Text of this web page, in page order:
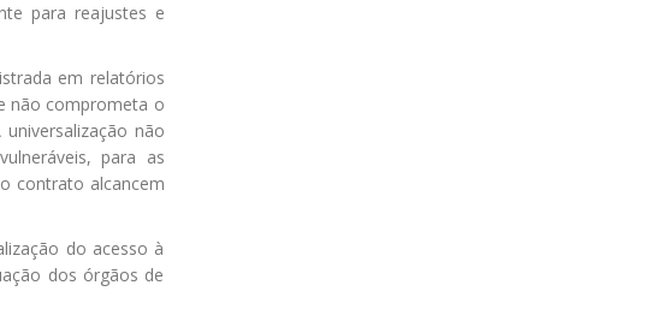
para reajustes e
em relatórios
não comprometa o
não
para as
contrato alcancem
do acesso à
dos órgãos de